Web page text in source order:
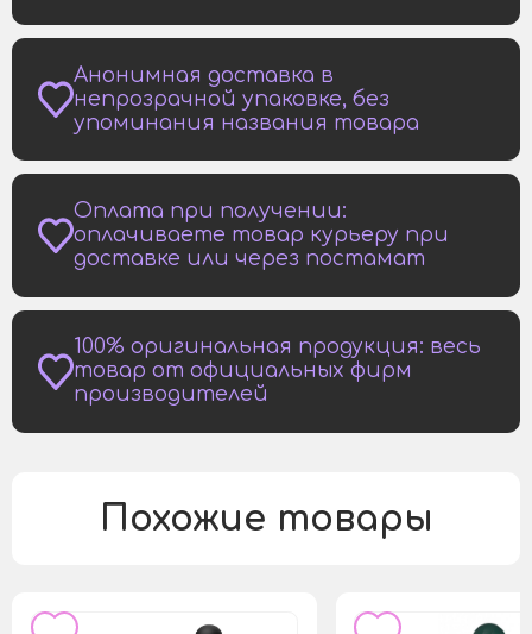
Анонимная доставка в
непрозрачной упаковке, без
упоминания названия товара
Оплата при получении:
оплачиваете товар курьеру при
доставке или через постамат
100% оригинальная продукция: весь
товар от официальных фирм
производителей
Похожие товары